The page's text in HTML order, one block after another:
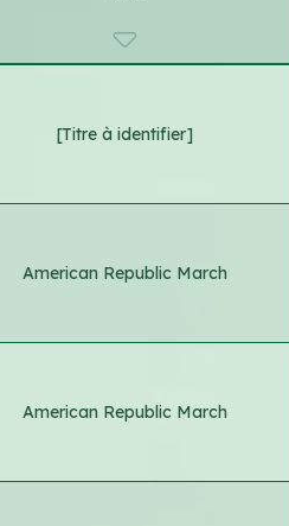
[Titre à identifier]
American Republic March
American Republic March